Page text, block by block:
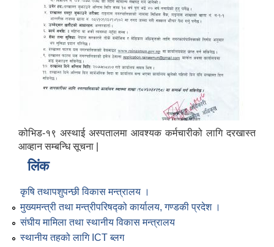
कोभिड-१९ अस्थाई अस्पतालमा आवश्यक कर्मचारीको लागि दरखास्त
आव्हान सम्बन्धि सूचना |
लिंक
कृषि तथापशुपन्छी विकास मन्त्रालय ।
मुख्यमन्त्री तथा मन्त्रीपरिषद्को कार्यालय, गण्डकी प्रदेश ।
संघीय मामिला तथा स्थानीय विकास मन्त्रालय
स्थानीय तहको लागि ICT ब्लग